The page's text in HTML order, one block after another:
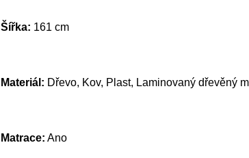
Šířka: 161 cm
Materiál: Dřevo, Kov, Plast, Laminovaný dřevěný
Matrace: Ano